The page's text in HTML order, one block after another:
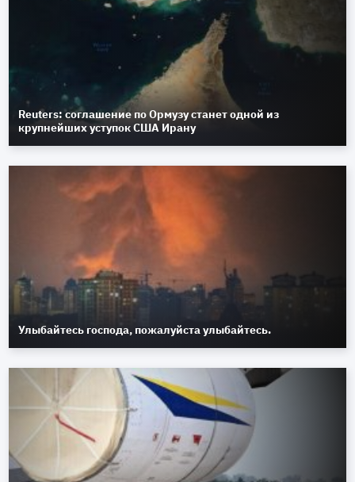
Reuters: соглашение по Ормузу станет одной из
крупнейших уступок США Ирану
Улыбайтесь господа, пожалуйста улыбайтесь.